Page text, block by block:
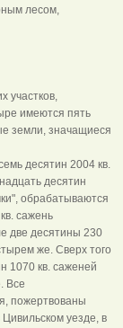
лесом,
участков,
имеются пять
земли, значащиеся
десятин 2004 кв.
десятин
обрабатываются
сажень
две десятины 230
же. Сверх того
1070 кв. саженей
Все
пожертвованы
уезде, в